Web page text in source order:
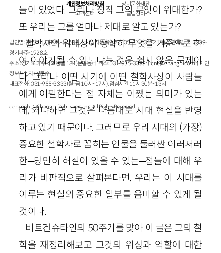
들어 있었다. 그러나 정작 그의 무엇이 위대한가?
또 우리는 그를 얼마나 제대로 알고 있는가?
철학자의 위대성이 정확히 무엇을 기준으로 하
여 이야기될 수 있느냐는 것은 쉽지 않은 문제이
다. 그러나 어떤 시기에 어떤 철학사상이 사람들
에게 어필한다는 점 자체는 어쨌든 의미가 있는
데, 왜냐하면 그것은 나름대로 시대 현실을 반영
하고 있기 때문이다. 그러므로 우리 시대의 (가장)
중요한 철학자로 꼽히는 인물을 둘러싼 이러저러
한─당연히 허실이 있을 수 있는─점들에 대해 우
리가 비판적으로 살펴본다면, 우리는 이 시대를
이루는 현실의 중요한 일부를 음미할 수 있게 될
것이다.
비트겐슈타인의 50주기를 맞아 이 글은 그의 철
학을 재정리해보고 그것의 위상과 역할에 대한
개인정보처리방침
고객센터
창비문화재단
클럽창비
법인명 : ㈜창비ㅣ대표이사 : 염종선ㅣ사업자등록번호 : 105-81-63672ㅣ통신판매업 : 제 2009-
경기파주-1928호
주소 : 경기도 파주시 회동길 184(문발동)ㅣ팩스 : 031-955-3399 ㅣcnc@changbi.comㅣ개인
정보책임자 : 신문수
대표전화 : 031-955-3333(월~금 10시~17시), 점심시간 11시 30분~13시
copyright © Changbi Publishers, inc. All Rights Reserved.